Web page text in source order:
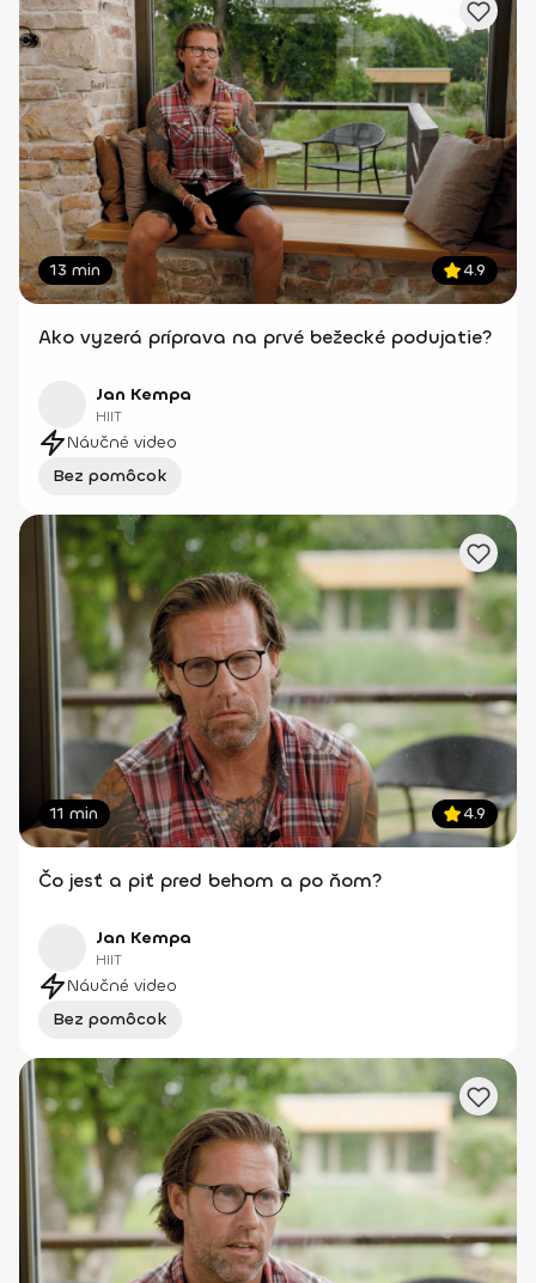
13 min 4.9
Ako vyzerá príprava na prvé bežecké podujatie?
Jan Kempa
HIIT
Náučné video
Bez pomôcok
11 min 4.9
Čo jesť a piť pred behom a po ňom?
Jan Kempa
HIIT
Náučné video
Bez pomôcok